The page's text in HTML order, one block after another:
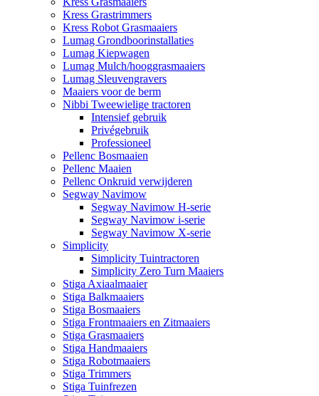
Kress Grastrimmers
Kress Robot Grasmaaiers
Lumag Grondboorinstallaties
Lumag Kiepwagen
Lumag Mulch/hooggrasmaaiers
Lumag Sleuvengravers
Maaiers voor de berm
Nibbi Tweewielige tractoren
Intensief gebruik
Privégebruik
Professioneel
Pellenc Bosmaaien
Pellenc Maaien
Pellenc Onkruid verwijderen
Segway Navimow
Segway Navimow H-serie
Segway Navimow i-serie
Segway Navimow X-serie
Simplicity
Simplicity Tuintractoren
Simplicity Zero Turn Maaiers
Stiga Axiaalmaaier
Stiga Balkmaaiers
Stiga Bosmaaiers
Stiga Frontmaaiers en Zitmaaiers
Stiga Grasmaaiers
Stiga Handmaaiers
Stiga Robotmaaiers
Stiga Trimmers
Stiga Tuinfrezen